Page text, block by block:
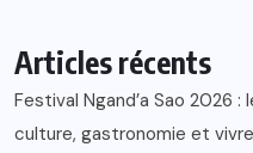
Articles récents
Festival Ngand’a Sao 2026
culture, gastronomie et